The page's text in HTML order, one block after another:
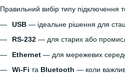
Правильний вибір типу підключення
USB — ідеальне рішення для
RS-232 — для старих або
Ethernet — для мережевих
Wi-Fi та Bluetooth — коли важлива